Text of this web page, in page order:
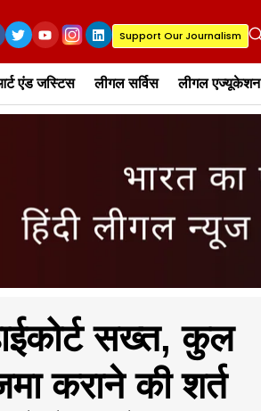
Support Our Journalism
एंड जस्टिस लीगल सर्विस लीगल एज्यूकेशन
सख्त, कुल
कराने की शर्त